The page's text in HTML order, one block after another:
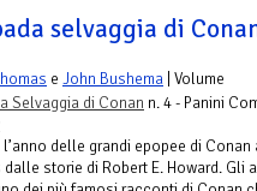
selvaggia di
e John Bushema | Volume
Selvaggia di Conan n. 4 - Panini
l’anno delle grandi epopee di Conan
dalle storie di Robert E. Howard. Gli